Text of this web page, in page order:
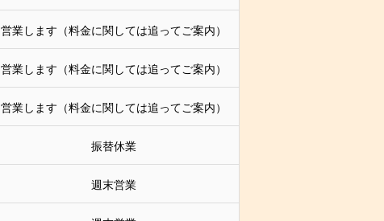
営業します（料金に関しては追ってご案内）
営業します（料金に関しては追ってご案内）
営業します（料金に関しては追ってご案内）
振替休業
週末営業